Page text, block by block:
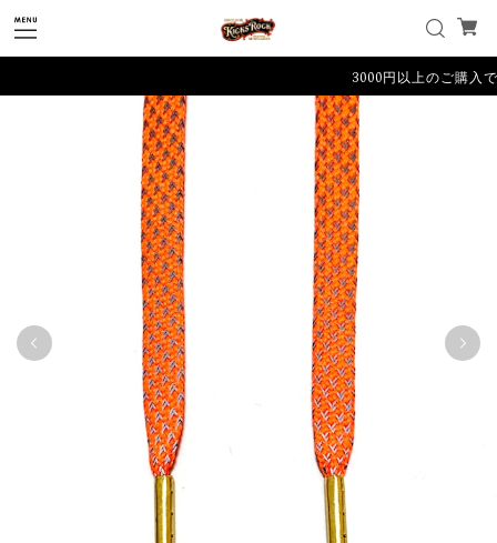
3000円以上のご購入で